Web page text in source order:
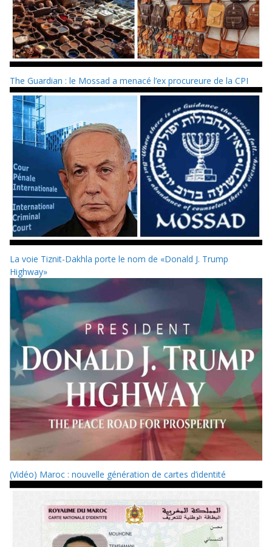
The Guardian : le Mossad a menacé l’ex procureure de la CPI
La voie Tiznit-Dakhla porte le nom de «Donald J. Trump
Highway»
(Vidéo) Maroc : nouvelle génération de cartes d’identité